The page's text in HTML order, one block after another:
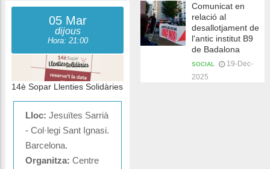
05 Mar
dijous
Hora: 21:00
14è Sopar Llenties Solidàries
Lloc: Jesuïtes Sarrià
- Col·legi Sant Ignasi.
Barcelona.
Organitza: Centre
Comunicat en
relació al
desallotjament de
l'antic institut B9
de Badalona
SOCIAL
19-Dec-
2025